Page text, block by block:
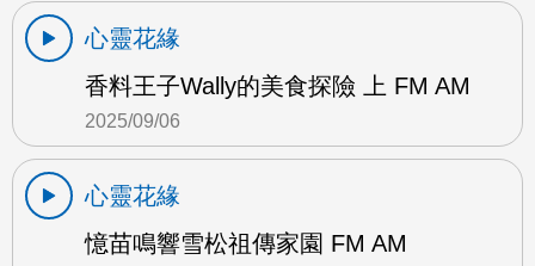
心靈花緣
香料王子Wally的美食探險 上 FM AM
2025/09/06
心靈花緣
憶苗鳴響雪松祖傳家園 FM AM